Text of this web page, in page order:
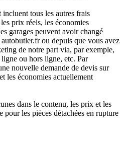
tous les autres frais
prix réels, les économies
garages peuvent avoir changé
ou depuis que vous avez
de notre part via, par exemple,
ligne ou hors ligne, etc. Par
nouvelle demande de devis sur
les économies actuellement
dans le contenu, les prix et les
les pièces détachées en rupture